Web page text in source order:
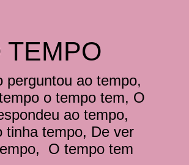
perguntou ao tempo,
o tempo tem, O
ao tempo,
tinha tempo, De ver
O tempo tem
TEMPO